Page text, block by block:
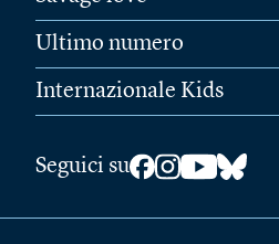
Ultimo numero
Internazionale Kids
Seguici su